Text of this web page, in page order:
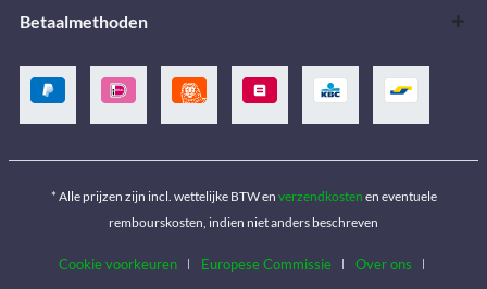
Betaalmethoden
* Alle prijzen zijn incl. wettelijke BTW en verzendkosten en eventuele
rembourskosten, indien niet anders beschreven
Cookie voorkeuren Europese Commissie
Over ons